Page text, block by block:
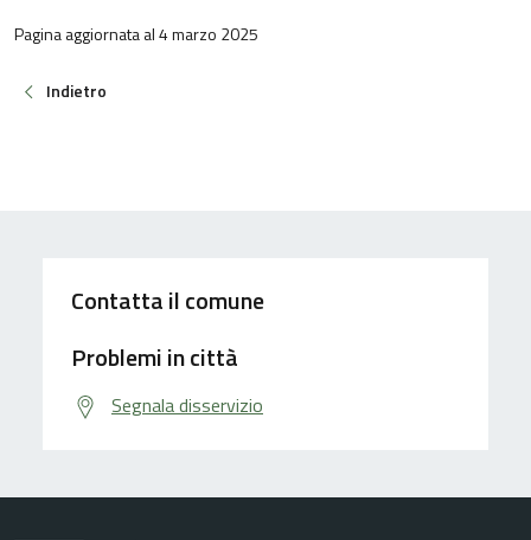
Pagina aggiornata al 4 marzo 2025
Indietro
Contatta il comune
Problemi in città
Segnala disservizio